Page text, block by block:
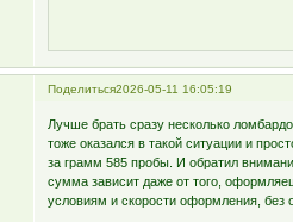
Поделиться2026-05-11 16:05:19
Лучше брать сразу несколько
тоже оказался в такой ситуации и
за грамм 585 пробы. И обратил
сумма зависит даже от того,
условиям и скорости оформления, без